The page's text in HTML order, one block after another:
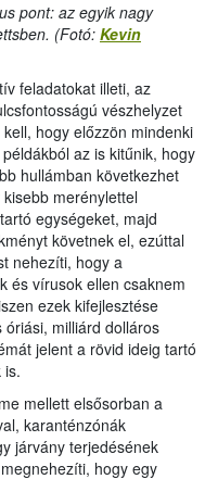
pont: az egyik nagy
(Fotó: Kevin
feladatokat illeti, az
vészhelyzet
hogy előzzön mindenki
az is kitűnik, hogy
hullámban következhet
merénylettel
egységeket, majd
követnek el, ezúttal
nehezíti, hogy a
és vírusok ellen csaknem
ezek kifejlesztése
milliárd dolláros
jelent a rövid ideig tartó
is.
mellett elsősorban a
karanténzónák
járvány terjedésének
hogy egy